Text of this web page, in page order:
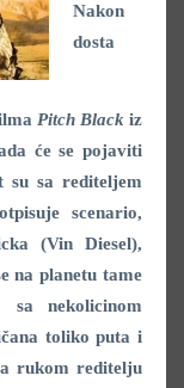
Nakon
dosta
Pitch Black iz
će se pojaviti
su sa rediteljem
scenario,
(Vin Diesel),
na planetu tame
nekolicinom
toliko puta i
rukom reditelju